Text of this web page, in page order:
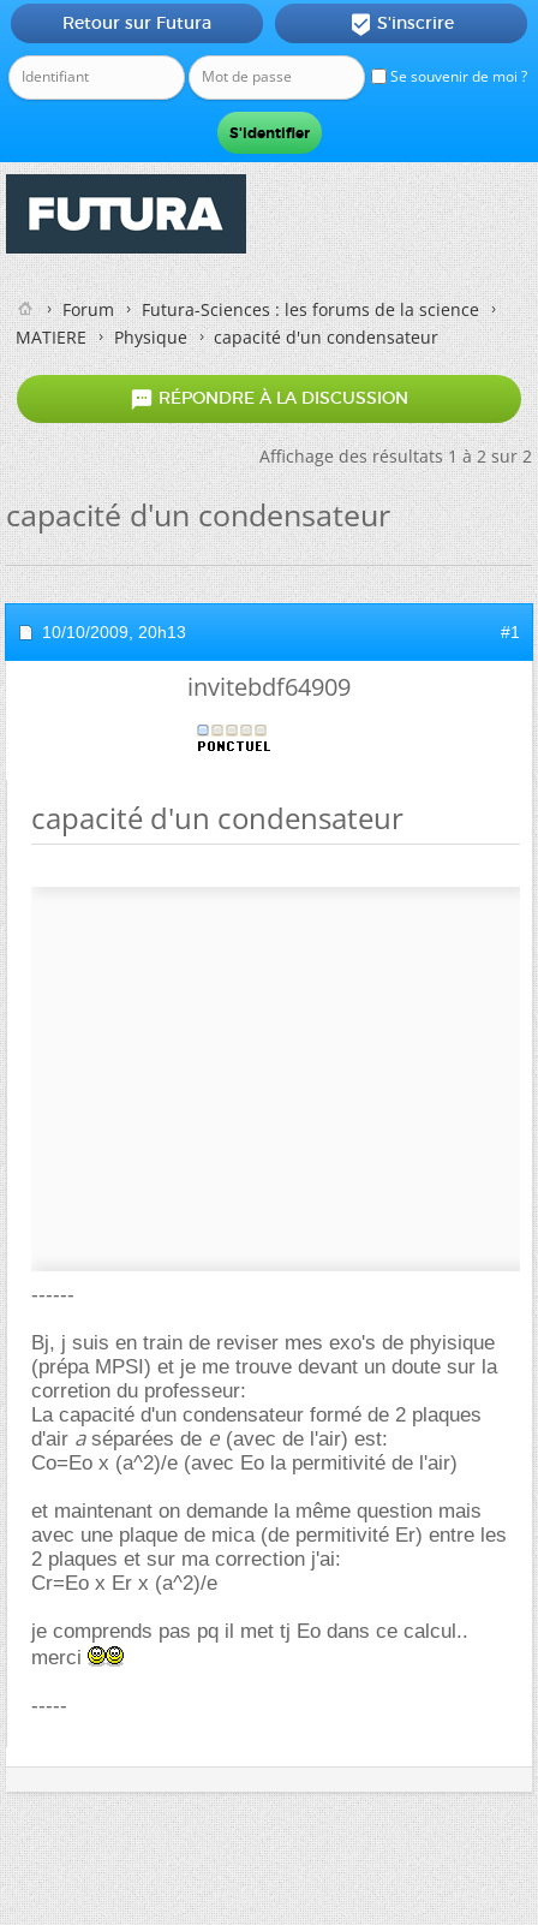
Se souvenir de moi ?
Retour sur Futura  S'inscrire
Forum
Futura-Sciences : les forums de la science
MATIERE
Physique capacité d'un condensateur
 RÉPONDRE À LA DISCUSSION
Affichage des résultats 1 à 2 sur 2
capacité d'un condensateur
10/10/2009, 20h13 #1
invitebdf64909
capacité d'un condensateur
------
Bj, j suis en train de reviser mes exo's de phyisique
(prépa MPSI) et je me trouve devant un doute sur la
corretion du professeur:
La capacité d'un condensateur formé de 2 plaques
d'air aséparées de e (avec de l'air) est:
Co=Eo x (a^2)/e (avec Eo la permitivité de l'air)
et maintenant on demande la même question mais
avec une plaque de mica (de permitivité Er) entre les
2 plaques et sur ma correction j'ai:
Cr=Eo x Er x (a^2)/e
je comprends pas pq il met tj Eo dans ce calcul..
merci
-----